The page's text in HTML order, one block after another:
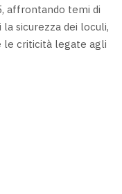
affrontando temi di
sicurezza dei loculi,
le criticità legate agli